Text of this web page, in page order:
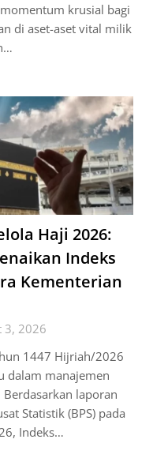
krusial bagi
di aset-aset vital milik
Haji 2026:
Indeks
Kementerian
3, 2026
1447 Hijriah/2026
dalam manajemen
laporan
Statistik (BPS) pada
Indeks…